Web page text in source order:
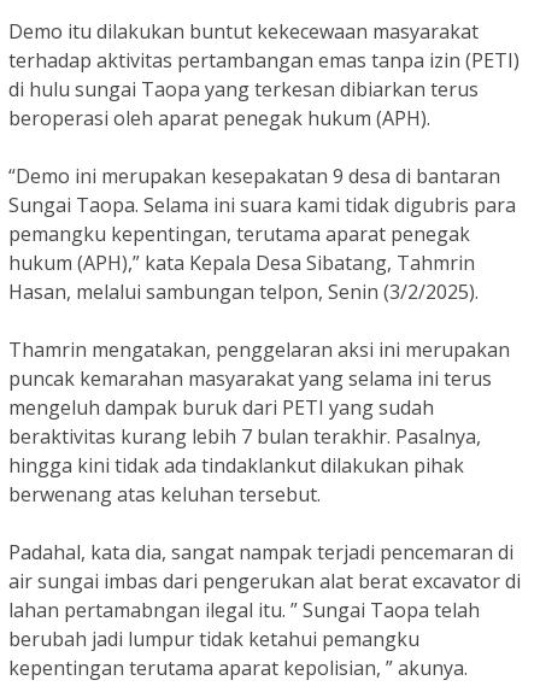
Demo itu dilakukan buntut kekecewaan masyarakat
terhadap aktivitas pertambangan emas tanpa izin (PETI)
di hulu sungai Taopa yang terkesan dibiarkan terus
beroperasi oleh aparat penegak hukum (APH).
“Demo ini merupakan kesepakatan 9 desa di bantaran
Sungai Taopa. Selama ini suara kami tidak digubris para
pemangku kepentingan, terutama aparat penegak
hukum (APH),” kata Kepala Desa Sibatang, Tahmrin
Hasan, melalui sambungan telpon, Senin (3/2/2025).
Thamrin mengatakan, penggelaran aksi ini merupakan
puncak kemarahan masyarakat yang selama ini terus
mengeluh dampak buruk dari PETI yang sudah
beraktivitas kurang lebih 7 bulan terakhir. Pasalnya,
hingga kini tidak ada tindaklankut dilakukan pihak
berwenang atas keluhan tersebut.
Padahal, kata dia, sangat nampak terjadi pencemaran di
air sungai imbas dari pengerukan alat berat excavator di
lahan pertamabngan ilegal itu. ” Sungai Taopa telah
berubah jadi lumpur tidak ketahui pemangku
kepentingan terutama aparat kepolisian, ” akunya.